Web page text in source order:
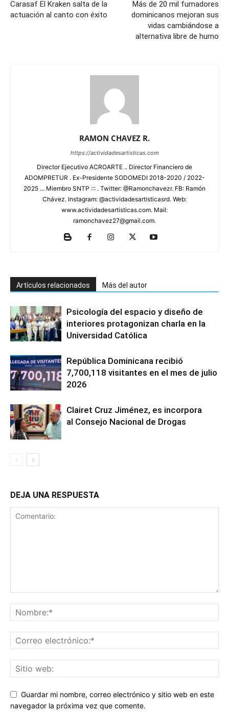
Carasaf El Kraken salta de la
actuación al canto con éxito
Más de 20 mil fumadores
dominicanos mejoran sus
vidas cambiándose a
alternativa libre de humo
RAMON CHAVEZ R.
https://actividadesartisticas.com
Director Ejecutivo ACROARTE .. Director Financiero de
ADOMPRETUR . Ex-Presidente SODOMEDI 2018-2020 / 2022-
2025 ... Miembro SNTP ::: . Twitter: @Ramonchavezr. FB: Ramón
Chávez. Instagram: @actividadesartisticasrd. Web:
www.actividadesartisticas.com. Mail:
ramonchavez27@gmail.com.
Artículos relacionados Más del autor
Psicología del espacio y diseño de
interiores protagonizan charla en la
Universidad Católica
República Dominicana recibió
7,700,118 visitantes en el mes de julio
2026
Clairet Cruz Jiménez, es incorpora
al Consejo Nacional de Drogas
DEJA UNA RESPUESTA
Guardar mi nombre, correo electrónico y sitio web en este
navegador la próxima vez que comente.